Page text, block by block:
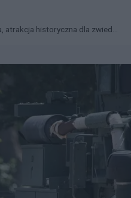
atrakcja historyczna dla zwied...